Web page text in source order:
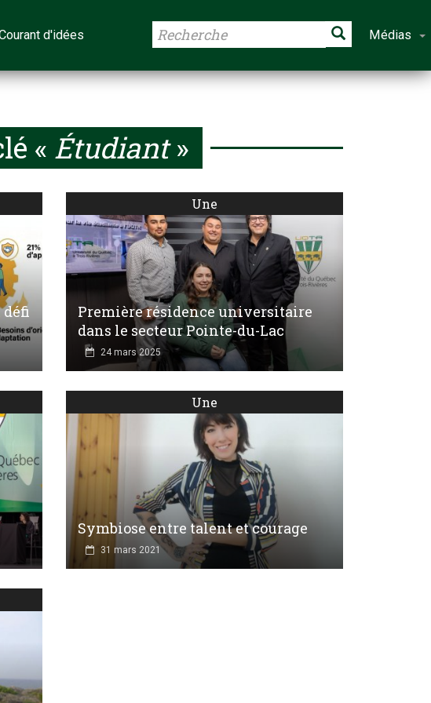
d'idées Médias
« Étudiant»
défi
Une
Première résidence universitaire
dans le secteur Pointe-du-Lac
24 mars 2025
Une
Symbiose entre talent et courage
31 mars 2021